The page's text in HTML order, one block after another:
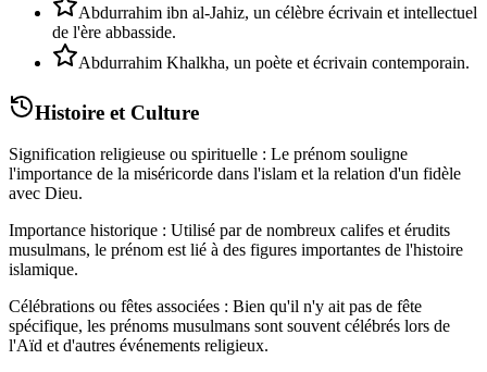
Abdurrahim ibn al-Jahiz, un célèbre écrivain et intellectuel
de l'ère abbasside.
Abdurrahim Khalkha, un poète et écrivain contemporain.
Histoire et Culture
Signification religieuse ou spirituelle : Le prénom souligne
l'importance de la miséricorde dans l'islam et la relation d'un fidèle
avec Dieu.
Importance historique : Utilisé par de nombreux califes et érudits
musulmans, le prénom est lié à des figures importantes de l'histoire
islamique.
Célébrations ou fêtes associées : Bien qu'il n'y ait pas de fête
spécifique, les prénoms musulmans sont souvent célébrés lors de
l'Aïd et d'autres événements religieux.